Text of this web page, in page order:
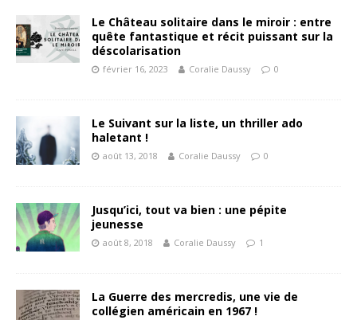
Le Château solitaire dans le miroir : entre
quête fantastique et récit puissant sur la
déscolarisation
février 16, 2023 Coralie Daussy 0
Le Suivant sur la liste, un thriller ado
haletant !
août 13, 2018 Coralie Daussy 0
Jusqu’ici, tout va bien : une pépite
jeunesse
août 8, 2018 Coralie Daussy 1
La Guerre des mercredis, une vie de
collégien américain en 1967 !